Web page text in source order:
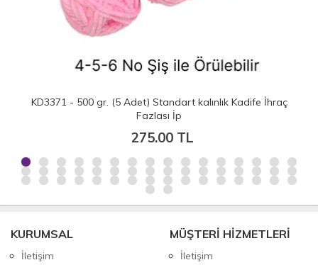
KD3371 - 500 gr. (5 Adet) Standart kalınlık Kadife İhraç
Fazlası İp
275.00 TL
KURUMSAL
İletişim
MÜŞTERİ HİZMETLERİ
İletişim